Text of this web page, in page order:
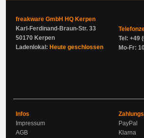
freakware GmbH HQ Kerpen
Karl-Ferdinand-Braun-Str. 33
50170 Kerpen
Ladenlokal: Heute geschlossen
Tel: +49
Mo-Fr:
Infos
Impressum
AGB
PayPal
Klarna